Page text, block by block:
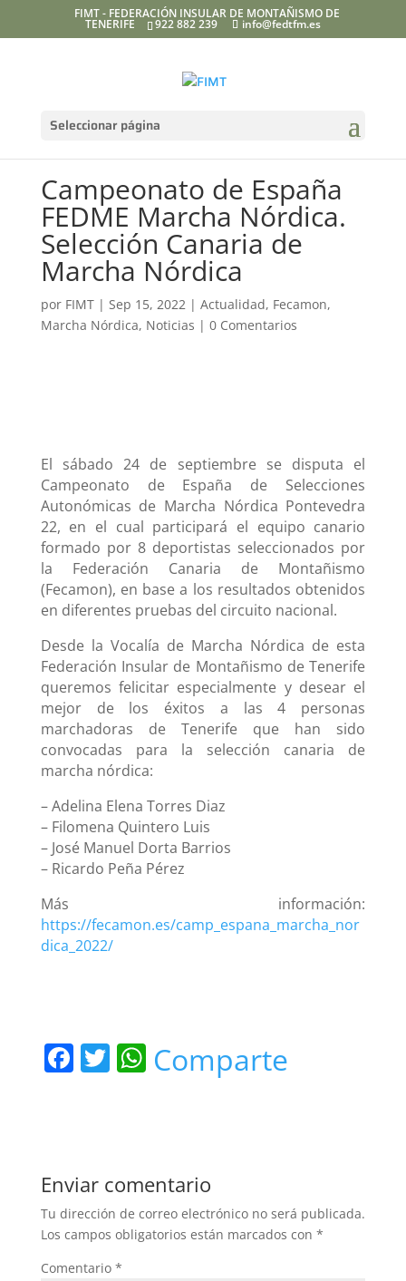
FIMT - FEDERACIÓN INSULAR DE MONTAÑISMO DE
TENERIFE 922 882 239 info@fedtfm.es
Seleccionar página
Campeonato de España
FEDME Marcha Nórdica.
Selección Canaria de
Marcha Nórdica
por FIMT| Sep 15, 2022| Actualidad, Fecamon,
Marcha Nórdica, Noticias | 0 Comentarios
El sábado 24 de septiembre se disputa el
Campeonato de España de Selecciones
Autonómicas de Marcha Nórdica Pontevedra
22, en el cual participará el equipo canario
formado por 8 deportistas seleccionados por
la Federación Canaria de Montañismo
(Fecamon), en base a los resultados obtenidos
en diferentes pruebas del circuito nacional.
Desde la Vocalía de Marcha Nórdica de esta
Federación Insular de Montañismo de Tenerife
queremos felicitar especialmente y desear el
mejor de los éxitos a las 4 personas
marchadoras de Tenerife que han sido
convocadas para la selección canaria de
marcha nórdica:
– Adelina Elena Torres Diaz
– Filomena Quintero Luis
– José Manuel Dorta Barrios
– Ricardo Peña Pérez
Más información:
https://fecamon.es/camp_espana_marcha_nor
dica_2022/
F
b
o
o
k
T W
A
p
p
Comparte
Enviar comentario
Tu dirección de correo electrónico no será publicada.
Los campos obligatorios están marcados con *
Comentario *